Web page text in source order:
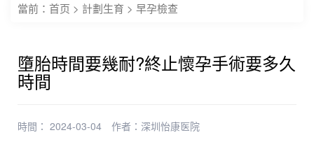
當前： 首页 > 計劃生育 > 早孕檢查
墮胎時間要幾耐?終止懷孕手術要多久
時間
時間： 2024-03-04 作者： 深圳怡康医院